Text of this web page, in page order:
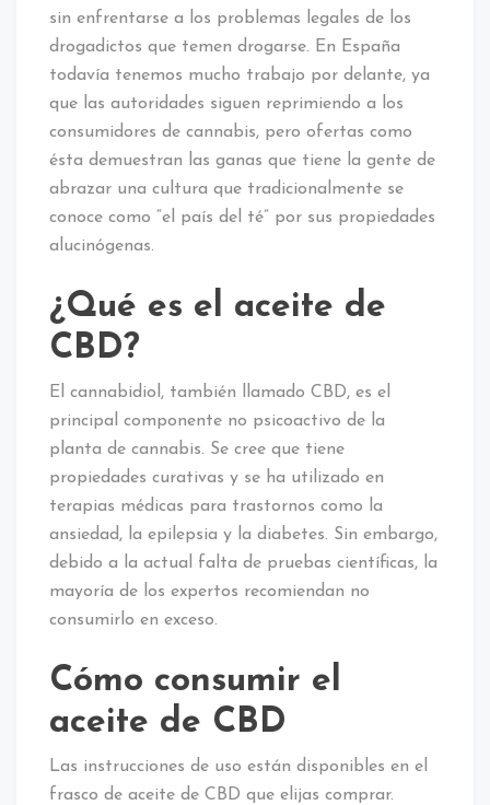
sin enfrentarse a los problemas legales de los
drogadictos que temen drogarse. En España
todavía tenemos mucho trabajo por delante, ya
que las autoridades siguen reprimiendo a los
consumidores de cannabis, pero ofertas como
ésta demuestran las ganas que tiene la gente de
abrazar una cultura que tradicionalmente se
conoce como “el país del té” por sus propiedades
alucinógenas.
¿Qué es el aceite de
CBD?
El cannabidiol, también llamado CBD, es el
principal componente no psicoactivo de la
planta de cannabis. Se cree que tiene
propiedades curativas y se ha utilizado en
terapias médicas para trastornos como la
ansiedad, la epilepsia y la diabetes. Sin embargo,
debido a la actual falta de pruebas científicas, la
mayoría de los expertos recomiendan no
consumirlo en exceso.
Cómo consumir el
aceite de CBD
Las instrucciones de uso están disponibles en el
frasco de aceite de CBD que elijas comprar.